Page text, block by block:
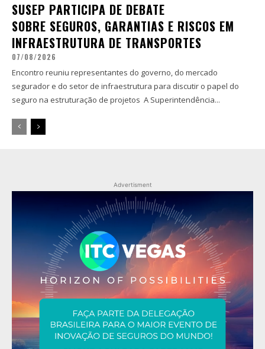
SUSEP PARTICIPA DE DEBATE
SOBRE SEGUROS, GARANTIAS E RISCOS EM
INFRAESTRUTURA DE TRANSPORTES
07/08/2026
Encontro reuniu representantes do governo, do mercado
segurador e do setor de infraestrutura para discutir o papel do
seguro na estruturação de projetos A Superintendência...
Advertisment